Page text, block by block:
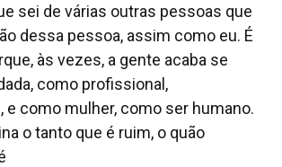
sei de várias outras pessoas que
dessa pessoa, assim como eu. É
às vezes, a gente acaba se
como profissional,
e como mulher, como ser humano.
o tanto que é ruim, o quão